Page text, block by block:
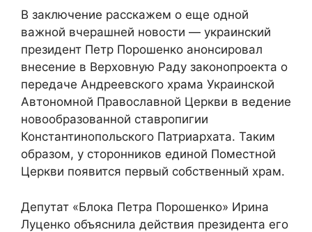
В заключение расскажем о еще одной
важной вчерашней новости — украинский
президент Петр Порошенко анонсировал
внесение в Верховную Раду законопроекта о
передаче Андреевского храма Украинской
Автономной Православной Церкви в ведение
новообразованной ставропигии
Константинопольского Патриархата. Таким
образом, у сторонников единой Поместной
Церкви появится первый собственный храм.
Депутат «Блока Петра Порошенко» Ирина
Луценко объяснила действия президента его